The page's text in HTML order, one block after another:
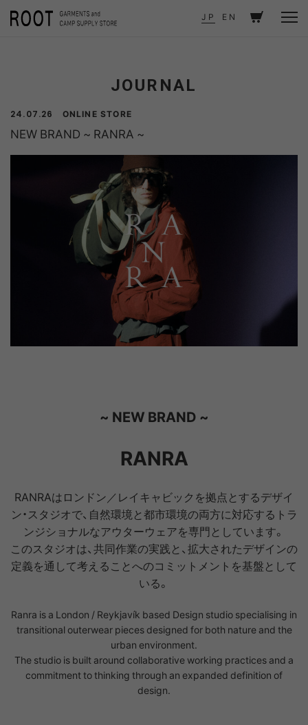
JP EN
TOP JOURNAL NEW BRAND ~ RANRA ~
JOURNAL
24.07.26 ONLINE STORE
NEW BRAND ~ RANRA ~
~ NEW BRAND ~
RANRA
RANRAはロンドン／レイキャビックを拠点とするデザイ
ン・スタジオで、自然環境と都市環境の両方に対応するトラ
ンジショナルなアウターウェアを専門としています。
このスタジオは、共同作業の実践と、拡大されたデザインの
定義を通して考えることへのコミットメントを基盤として
いる。
Ranra is a London / Reykjavík based Design studio specialising in
transitional outerwear pieces designed for both nature and the
urban environment.
The studio is built around collaborative working practices and a
commitment to thinking through an expanded definition of
design.